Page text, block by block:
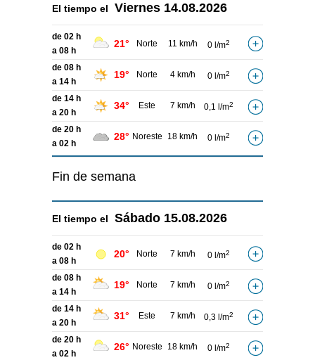
El tiempo el Viernes 14.08.2026
de 02 h
a 08 h
21° Norte 11 km/h 0 l/m2
de 08 h
a 14 h
19° Norte 4 km/h 0 l/m2
de 14 h
a 20 h
34° Este 7 km/h 0,1 l/m2
de 20 h
a 02 h
28° Noreste 18 km/h 0 l/m2
Fin de semana
El tiempo el Sábado 15.08.2026
de 02 h
a 08 h
20° Norte 7 km/h 0 l/m2
de 08 h
a 14 h
19° Norte 7 km/h 0 l/m2
de 14 h
a 20 h
31° Este 7 km/h 0,3 l/m2
de 20 h
a 02 h
26° Noreste 18 km/h 0 l/m2